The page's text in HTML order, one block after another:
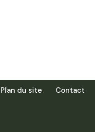
Plan du site
Contact